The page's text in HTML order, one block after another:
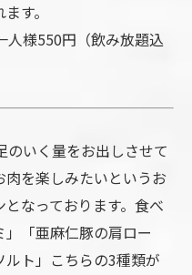
す。
様550円（飲み放題込
いく量をお出しさせて
を楽しみたいというお
なっております。食べ
「亜麻仁豚の肩ロー
ト」こちらの3種類が